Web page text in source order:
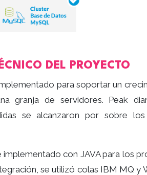
DEL PROYECTO
para soportar un
granja de servidores. Peak
se alcanzaron por sobre
con JAVA para los
se utilizó colas IBM MQ y